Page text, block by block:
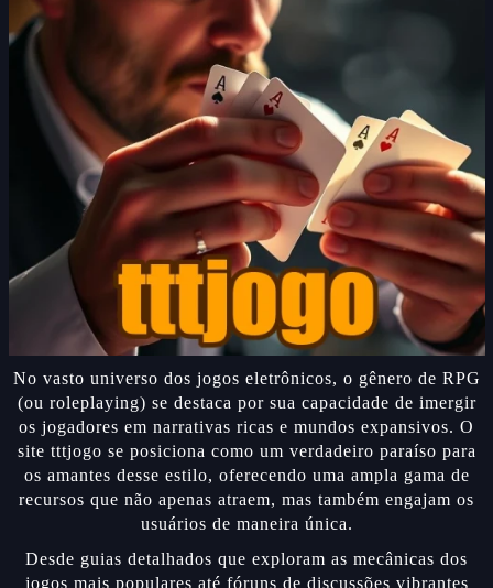
No vasto universo dos jogos eletrônicos, o gênero de RPG
(ou roleplaying) se destaca por sua capacidade de imergir
os jogadores em narrativas ricas e mundos expansivos. O
site tttjogo se posiciona como um verdadeiro paraíso para
os amantes desse estilo, oferecendo uma ampla gama de
recursos que não apenas atraem, mas também engajam os
usuários de maneira única.
Desde guias detalhados que exploram as mecânicas dos
jogos mais populares até fóruns de discussões vibrantes